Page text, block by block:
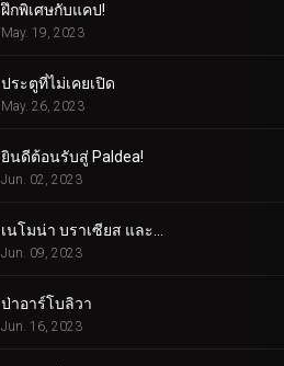
ฝึกพิเศษกับแคป!
May. 19, 2023
ประตูที่ไม่เคยเปิด
May. 26, 2023
ยินดีต้อนรับสู่ Paldea!
Jun. 02, 2023
เนโมน่า บราเซียส และ...
Jun. 09, 2023
ป่าอาร์โบลิวา
Jun. 16, 2023